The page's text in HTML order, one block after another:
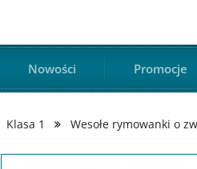
Nowości Promocje
Klasa 1 Wesołe rymowanki o